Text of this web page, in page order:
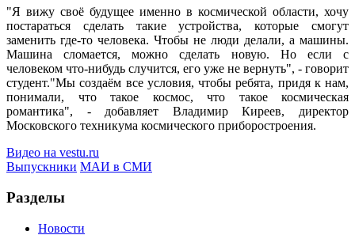
"Я вижу своё будущее именно в космической области, хочу
постараться сделать такие устройства, которые смогут
заменить где-то человека. Чтобы не люди делали, а машины.
Машина сломается, можно сделать новую. Но если с
человеком что-нибудь случится, его уже не вернуть", - говорит
студент."Мы создаём все условия, чтобы ребята, придя к нам,
понимали, что такое космос, что такое космическая
романтика", - добавляет Владимир Киреев, директор
Московского техникума космического приборостроения.
Видео на vestu.ru
Выпускники МАИ в СМИ
Разделы
Новости